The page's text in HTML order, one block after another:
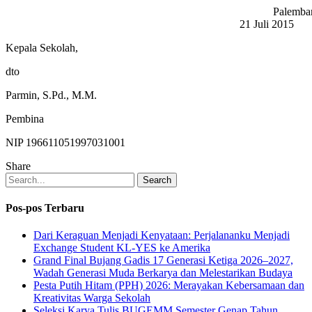
21 Juli 2015
Kepala Sekolah,
dto
Parmin, S.Pd., M.M.
Pembina
NIP 196611051997031001
Share
Search
Pos-pos Terbaru
Dari Keraguan Menjadi Kenyataan: Perjalananku Menjadi
Exchange Student KL-YES ke Amerika
Grand Final Bujang Gadis 17 Generasi Ketiga 2026–2027,
Wadah Generasi Muda Berkarya dan Melestarikan Budaya
Pesta Putih Hitam (PPH) 2026: Merayakan Kebersamaan dan
Kreativitas Warga Sekolah